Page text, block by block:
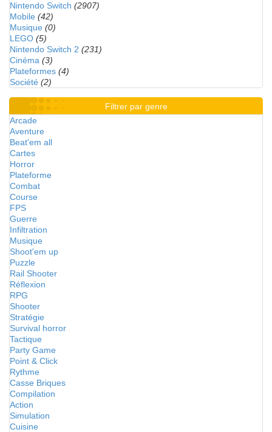
Nintendo Switch (2907)
Mobile (42)
Musique (0)
LEGO (5)
Nintendo Switch 2 (231)
Cinéma (3)
Plateformes (4)
Société (2)
Filtrer par genre
Arcade
Aventure
Beat'em all
Cartes
Horror
Plateforme
Combat
Course
FPS
Guerre
Infiltration
Musique
Shoot'em up
Puzzle
Rail Shooter
Réflexion
RPG
Shooter
Stratégie
Survival horror
Tactique
Party Game
Point & Click
Rythme
Casse Briques
Compilation
Action
Simulation
Cuisine